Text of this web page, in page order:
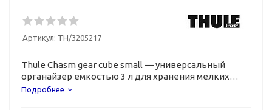
Артикул: TH/3205217
Thule Chasm gear cube small — универсальный
органайзер емкостью 3 л для хранения мелких
предметов.
Подробнее